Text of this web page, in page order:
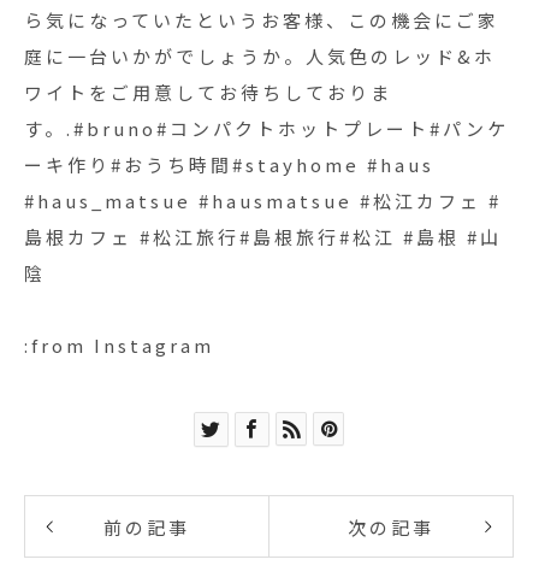
ら気になっていたというお客様、この機会にご家
庭に一台いかがでしょうか。人気色のレッド&ホ
ワイトをご用意してお待ちしておりま
す。.#bruno#コンパクトホットプレート#パンケ
ーキ作り#おうち時間#stayhome #haus
#haus_matsue #hausmatsue #松江カフェ #
島根カフェ #松江旅行#島根旅行#松江 #島根 #山
陰
:from Instagram
前の記事 次の記事